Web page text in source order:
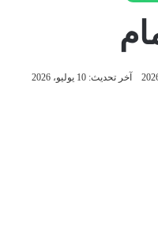
آخر تحديث: 10 يوليو، 2026